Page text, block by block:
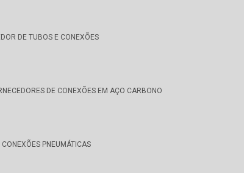
DE TUBOS E CONEXÕES
DE CONEXÕES EM AÇO CARBONO
CONEXÕES PNEUMÁTICAS